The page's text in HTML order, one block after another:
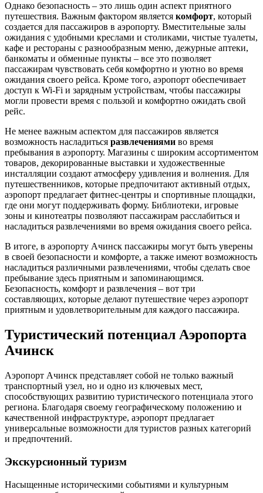
Однако безопасность – это лишь один аспект приятного
путешествия. Важным фактором является комфорт, который
создается для пассажиров в аэропорту. Вместительные залы
ожидания с удобными креслами и столиками, чистые туалеты,
кафе и рестораны с разнообразным меню, дежурные аптеки,
банкоматы и обменные пункты – все это позволяет
пассажирам чувствовать себя комфортно и уютно во время
ожидания своего рейса. Кроме того, аэропорт обеспечивает
доступ к Wi-Fi и зарядным устройствам, чтобы пассажиры
могли провести время с пользой и комфортно ожидать свой
рейс.
Не менее важным аспектом для пассажиров является
возможность насладиться развлечениями во время
пребывания в аэропорту. Магазины с широким ассортиментом
товаров, декорированные выставки и художественные
инсталляции создают атмосферу удивления и волнения. Для
путешественников, которые предпочитают активный отдых,
аэропорт предлагает фитнес-центры и спортивные площадки,
где они могут поддерживать форму. Библиотеки, игровые
зоны и кинотеатры позволяют пассажирам расслабиться и
насладиться развлечениями во время ожидания своего рейса.
В итоге, в аэропорту Ачинск пассажиры могут быть уверены
в своей безопасности и комфорте, а также имеют возможность
насладиться различными развлечениями, чтобы сделать свое
пребывание здесь приятным и запоминающимся.
Безопасность, комфорт и развлечения – вот три
составляющих, которые делают путешествие через аэропорт
приятным и удовлетворительным для каждого пассажира.
Туристический потенциал Аэропорта
Ачинск
Аэропорт Ачинск представляет собой не только важный
транспортный узел, но и одно из ключевых мест,
способствующих развитию туристического потенциала этого
региона. Благодаря своему географическому положению и
качественной инфраструктуре, аэропорт предлагает
универсальные возможности для туристов разных категорий
и предпочтений.
Экскурсионный туризм
Насыщенные историческими событиями и культурным